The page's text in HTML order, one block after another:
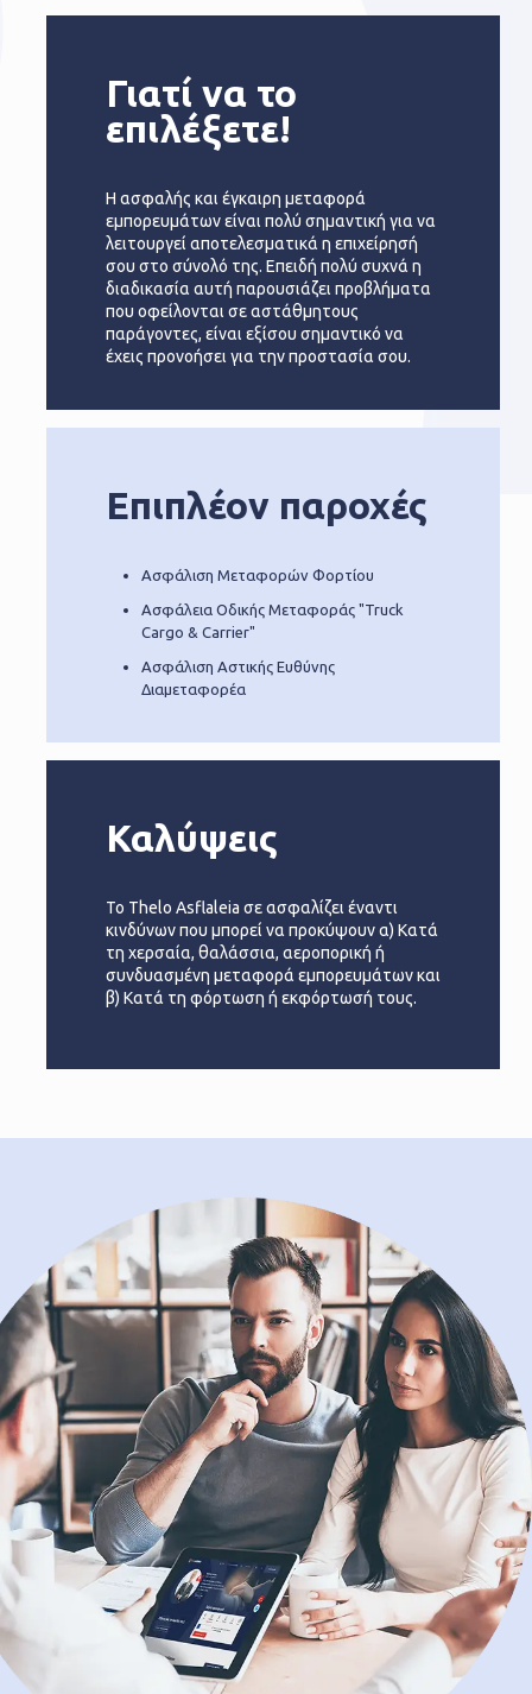
Γιατί να το
επιλέξετε!
Η ασφαλής και έγκαιρη μεταφορά
εμπορευμάτων είναι πολύ σημαντική για να
λειτουργεί αποτελεσματικά η επιχείρησή
σου στο σύνολό της. Επειδή πολύ συχνά η
διαδικασία αυτή παρουσιάζει προβλήματα
που οφείλονται σε αστάθμητους
παράγοντες, είναι εξίσου σημαντικό να
έχεις προνοήσει για την προστασία σου.
Επιπλέον παροχές
Ασφάλιση Μεταφορών Φορτίου
Ασφάλεια Οδικής Μεταφοράς "Truck
Cargo & Carrier"
Ασφάλιση Αστικής Ευθύνης
Διαμεταφορέα
Καλύψεις
Το Thelo Asflaleia σε ασφαλίζει έναντι
κινδύνων που μπορεί να προκύψουν α) Κατά
τη χερσαία, θαλάσσια, αεροπορική ή
συνδυασμένη μεταφορά εμπορευμάτων και
β) Κατά τη φόρτωση ή εκφόρτωσή τους.